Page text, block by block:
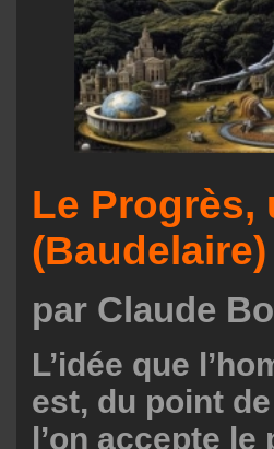
Le Progrès,
(Baudelaire)
par Claude
L’idée que
est, du point
l’on accepte